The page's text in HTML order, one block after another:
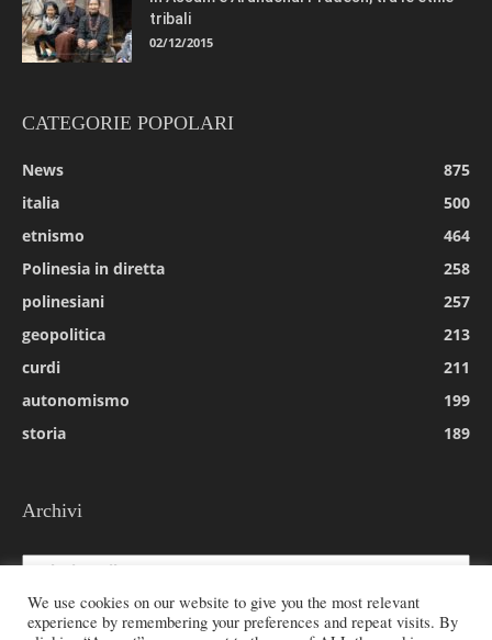
tribali
02/12/2015
CATEGORIE POPOLARI
News
875
italia
500
etnismo
464
Polinesia in diretta
258
polinesiani
257
geopolitica
213
curdi
211
autonomismo
199
storia
189
Archivi
Archivi
We use cookies on our website to give you the most relevant
experience by remembering your preferences and repeat visits. By